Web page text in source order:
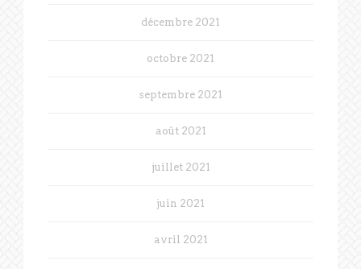
décembre 2021
octobre 2021
septembre 2021
août 2021
juillet 2021
juin 2021
avril 2021